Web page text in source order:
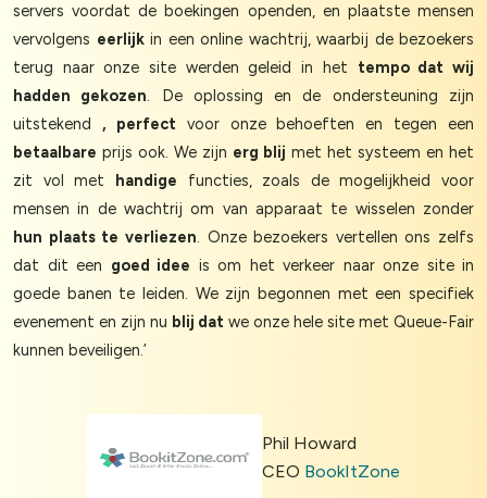
servers voordat de boekingen openden, en plaatste mensen
vervolgens eerlijkin een online wachtrij, waarbij de bezoekers
terug naar onze site werden geleid in het tempo dat wij
hadden gekozen. De oplossing en de ondersteuning zijn
uitstekend , perfectvoor onze behoeften en tegen een
betaalbare prijs ook. We zijn erg blij met het systeem en het
zit vol met handige functies, zoals de mogelijkheid voor
mensen in de wachtrij om van apparaat te wisselen zonder
hun plaats te verliezen. Onze bezoekers vertellen ons zelfs
dat dit een goed idee is om het verkeer naar onze site in
goede banen te leiden. We zijn begonnen met een specifiek
evenement en zijn nu blij dat we onze hele site met Queue-Fair
kunnen beveiligen.’
Phil Howard
CEO BookItZone